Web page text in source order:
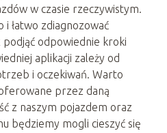
w czasie rzeczywistym.
i łatwo zdiagnozować
odpowiednie kroki
aplikacji zależy od
i oczekiwań. Warto
przez daną
z naszym pojazdem oraz
będziemy mogli cieszyć się